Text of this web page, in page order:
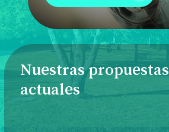
Nuestras propuestas
actuales